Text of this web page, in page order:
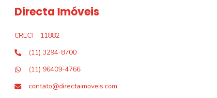
Directa Imóveis
CRECI
11882
(11) 3294-8700
(11) 96409-4766
contato@directaimoveis.com